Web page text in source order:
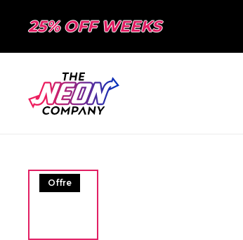
25% OFF WEEKS
Offre